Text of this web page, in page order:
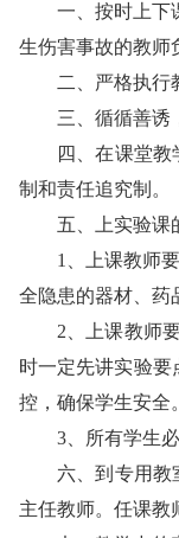
一、按时上下
生伤害事故的教师
二、严格执行
三、循循善诱
四、在课堂
制和责任追究制。
五、上实验课
1、上课教师
全隐患的器材、药
2、上课教师
时一定先讲实验
控，确保学生安全。
3、所有学生
六、到专用教
主任教师。任课教